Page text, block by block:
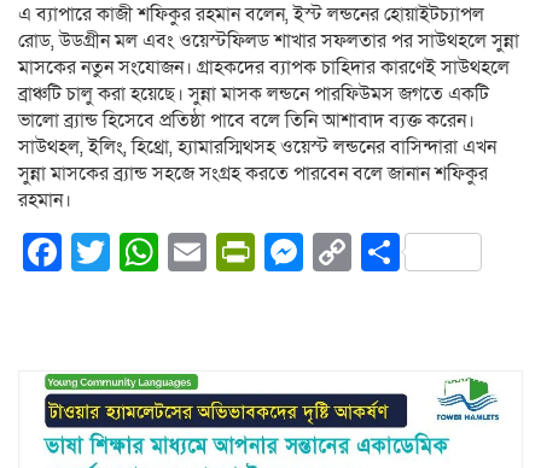
এ ব্যাপারে কাজী শফিকুর রহমান বলেন, ইস্ট লন্ডনের হোয়াইটচ্যাপল
রোড, উডগ্রীন মল এবং ওয়েস্টফিলড শাখার সফলতার পর সাউথহলে সুন্না
মাসকের নতুন সংযোজন। গ্রাহকদের ব্যাপক চাহিদার কারণেই সাউথহলে
ব্রাঞ্চটি চালু করা হয়েছে। সুন্না মাসক লন্ডনে পারফিউমস জগতে একটি
ভালো ব্র্যান্ড হিসেবে প্রতিষ্ঠা পাবে বলে তিনি আশাবাদ ব্যক্ত করেন।
সাউথহল, ইলিং, হিথ্রো, হ্যামারস্মিথসহ ওয়েস্ট লন্ডনের বাসিন্দারা এখন
সুন্না মাসকের ব্র্যান্ড সহজে সংগ্রহ করতে পারবেন বলে জানান শফিকুর
রহমান।
Facebook
Twitter
WhatsApp
EmailPrintFriendly
Messenger
CopyShare